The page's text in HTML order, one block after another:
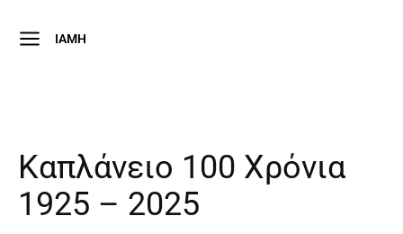
IAMH
Καπλάνειο 100 Χρόνια
1925 – 2025